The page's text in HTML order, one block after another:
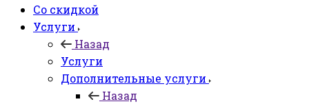
Со скидкой
Услуги
Назад
Услуги
Дополнительные услуги
Назад